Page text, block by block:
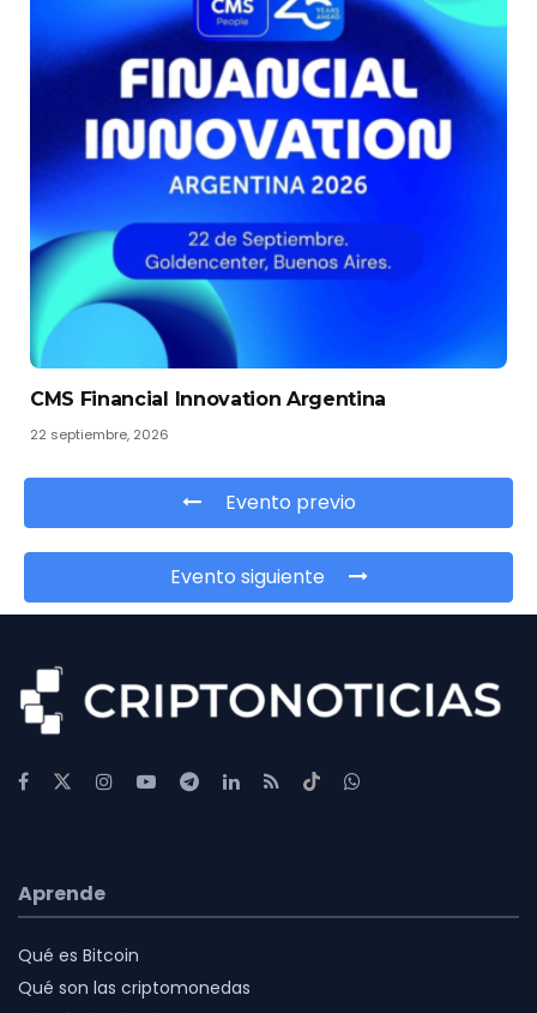
22 septiembre, 2026
CMS Financial Innovation Argentina
Evento previo
Evento siguiente
Aprende
Qué es Bitcoin
Qué son las criptomonedas